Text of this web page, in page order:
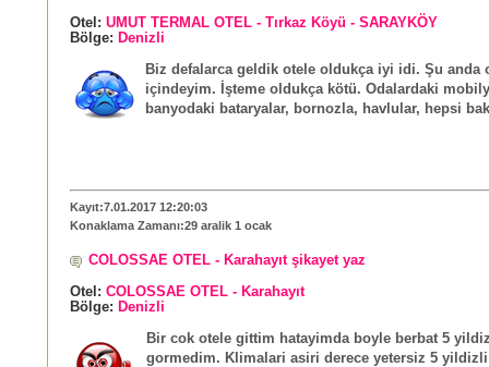
Otel: UMUT TERMAL OTEL - Tırkaz Köyü - SARAYKÖY
Bölge: Denizli
Biz defalarca geldik otele oldukça iyi idi. Şu anda
içindeyim. İşteme oldukça kötü. Odalardaki
banyodaki bataryalar, bornozla, havlular, hepsi
Kayıt:7.01.2017 12:20:03
Konaklama Zamanı:29 aralik 1 ocak
COLOSSAE OTEL - Karahayıt şikayet yaz
Otel: COLOSSAE OTEL - Karahayıt
Bölge: Denizli
Bir cok otele gittim hatayimda boyle berbat 5
gormedim. Klimalari asiri derece yetersiz 5